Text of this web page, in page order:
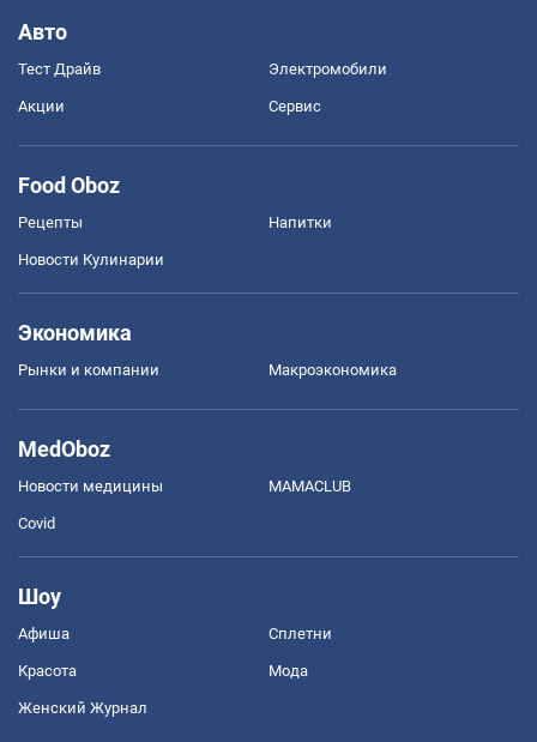
Авто
Тест Драйв Электромобили
Акции Сервис
Food Oboz
Рецепты Напитки
Новости Кулинарии
Экономика
Рынки и компании Mакроэкономика
MedOboz
Новости медицины MAMACLUB
Covid
Шоу
Афиша Сплетни
Красота Мода
Женский Журнал